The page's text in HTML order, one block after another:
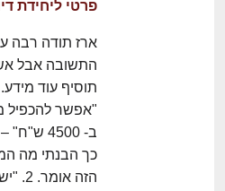
פרטי ליחידת
ארז תודה רבה
התשובה אבל
"אפשר להכפיל
ב- 4500
כך הבנתי מה
הזה